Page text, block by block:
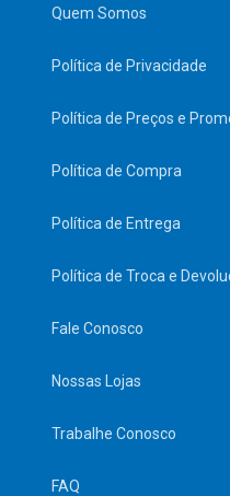
Quem Somos
Política de Privacidade
Política de Preços e
Política de Compra
Política de Entrega
Política de Troca e
Fale Conosco
Nossas Lojas
Trabalhe Conosco
FAQ